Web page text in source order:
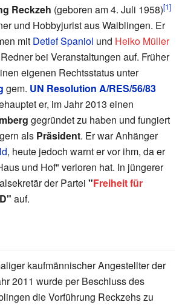
Reckzeh (geboren am 4. Juli 1958)[1]
und Hobbyjurist aus Waiblingen. Er
mit Detlef Spaniol und Heiko Müller
bei Veranstaltungen auf. Früher
eigenen Rechtsstatus unter
gem. UN Resolution A/RES/56/83
er, im Jahr 2013 einen
gegründet zu haben und fungiert
als Präsident. Er war Anhänger
, heute jedoch warnt er vor ihm, da er
und Hof" verloren hat. In jüngerer
der Partei "Freiheit für
auf.
kaufmännischer Angestellter der
2011 wurde per Beschluss des
die Vorführung Reckzehs zu